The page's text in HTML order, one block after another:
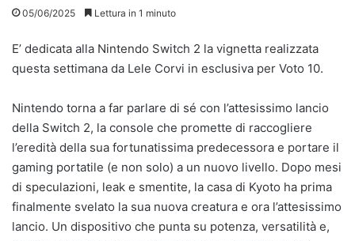
05/06/2025 Lettura in 1 minuto
E’ dedicata alla Nintendo Switch 2 la vignetta realizzata
questa settimana da Lele Corvi in esclusiva per Voto 10.
Nintendo torna a far parlare di sé con l’attesissimo lancio
della Switch 2, la console che promette di raccogliere
l’eredità della sua fortunatissima predecessora e portare il
gaming portatile (e non solo) a un nuovo livello. Dopo mesi
di speculazioni, leak e smentite, la casa di Kyoto ha prima
finalmente svelato la sua nuova creatura e ora l’attesissimo
lancio. Un dispositivo che punta su potenza, versatilità e,